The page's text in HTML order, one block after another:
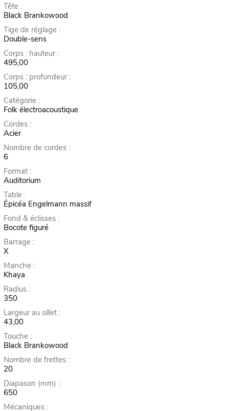
Tête :
Black Brankowood
Tige de réglage :
Double-sens
Corps : hauteur :
495,00
Corps : profondeur :
105,00
Catégorie :
Folk électroacoustique
Cordes :
Acier
Nombre de cordes :
6
Format :
Auditorium
Table :
Épicéa Engelmann massif
Fond & éclisses :
Bocote figuré
Barrage :
X
Manche :
Khaya
Radius :
350
Largeur au sillet :
43,00
Touche :
Black Brankowood
Nombre de frettes :
20
Diapason (mm) :
650
Mécaniques :